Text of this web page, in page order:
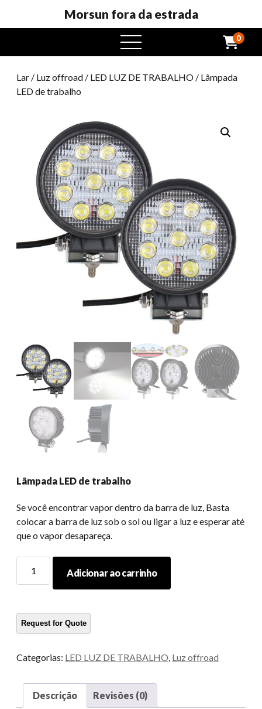
Morsun fora da estrada
Abrir
menu
0
Lar / Luz offroad / LED LUZ DE TRABALHO / Lâmpada
LED de trabalho
Lâmpada LED de trabalho
Se você encontrar vapor dentro da barra de luz, Basta
colocar a barra de luz sob o sol ou ligar a luz e esperar até
que o vapor desapareça.
LED
quantidade
Adicionar ao carrinho
Categorias: LED LUZ DE TRABALHO Luz offroad
Descrição Revisões (0)